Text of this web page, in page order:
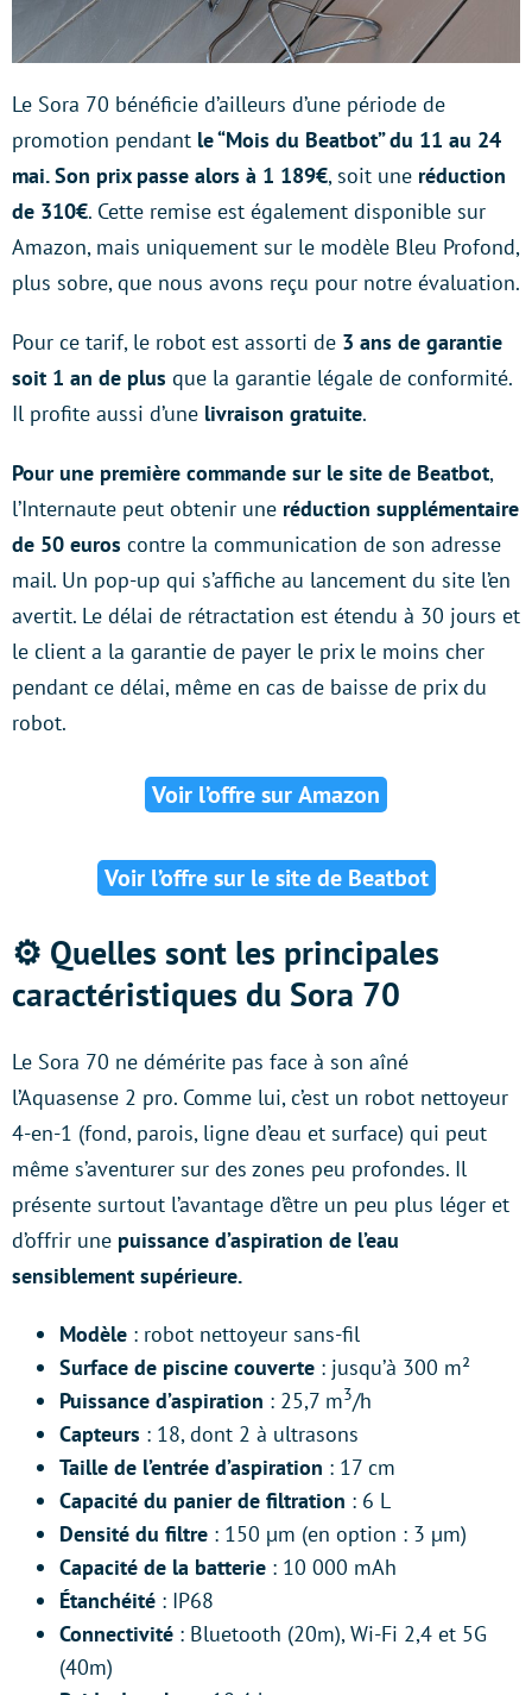
Le Sora 70 bénéficie d’ailleurs d’une période de
promotion pendant le “Mois du Beatbot” du 11 au 24
mai. Son prix passe alors à 1 189€, soit une réduction
de 310€. Cette remise est également disponible sur
Amazon, mais uniquement sur le modèle Bleu Profond,
plus sobre, que nous avons reçu pour notre évaluation.
Pour ce tarif, le robot est assorti de 3 ans de garantie
soit 1 an de plus que la garantie légale de conformité.
Il profite aussi d’une livraison gratuite.
Pour une première commande sur le site de Beatbot,
l’Internaute peut obtenir une réduction supplémentaire
de 50 euros contre la communication de son adresse
mail. Un pop-up qui s’affiche au lancement du site l’en
avertit. Le délai de rétractation est étendu à 30 jours et
le client a la garantie de payer le prix le moins cher
pendant ce délai, même en cas de baisse de prix du
robot.
Voir l’offre sur Amazon
Voir l’offre sur le site de Beatbot
⚙️ Quelles sont les principales
caractéristiques du Sora 70
Le Sora 70 ne démérite pas face à son aîné
l’Aquasense 2 pro. Comme lui, c’est un robot nettoyeur
4-en-1 (fond, parois, ligne d’eau et surface) qui peut
même s’aventurer sur des zones peu profondes. Il
présente surtout l’avantage d’être un peu plus léger et
d’offrir une puissance d’aspiration de l’eau
sensiblement supérieure.
Modèle : robot nettoyeur sans-fil
Surface de piscine couverte : jusqu’à 300 m²
Puissance d’aspiration : 25,7 m3/h
Capteurs : 18, dont 2 à ultrasons
Taille de l’entrée d’aspiration : 17 cm
Capacité du panier de filtration : 6 L
Densité du filtre : 150 µm (en option : 3 µm)
Capacité de la batterie : 10 000 mAh
Étanchéité : IP68
Connectivité : Bluetooth (20m), Wi-Fi 2,4 et 5G
(40m)